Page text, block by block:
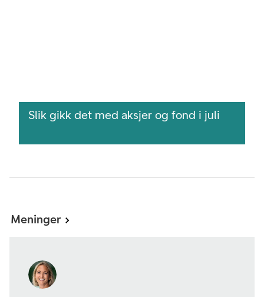
Slik gikk det med aksjer og fond i juli
Meninger